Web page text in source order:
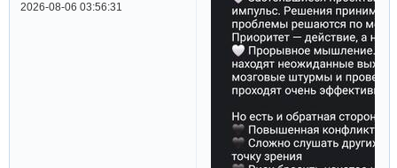
2026-08-06 03:56:31